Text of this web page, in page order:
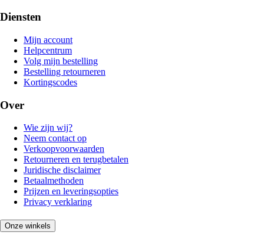
Diensten
Mijn account
Helpcentrum
Volg mijn bestelling
Bestelling retourneren
Kortingscodes
Over
Wie zijn wij?
Neem contact op
Verkoopvoorwaarden
Retourneren en terugbetalen
Juridische disclaimer
Betaalmethoden
Prijzen en leveringsopties
Privacy verklaring
Onze winkels